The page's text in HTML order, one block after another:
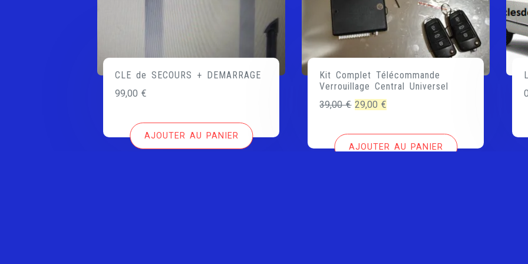
CLE de SECOURS + DEMARRAGE
99,00€
AJOUTER AU PANIER
Kit Complet Télécommande
Verrouillage Central Universel
39,00€ Le
initial
était :
29,00€
actuel
est :
AJOUTER AU PANIER